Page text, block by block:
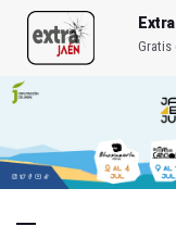
Gratis